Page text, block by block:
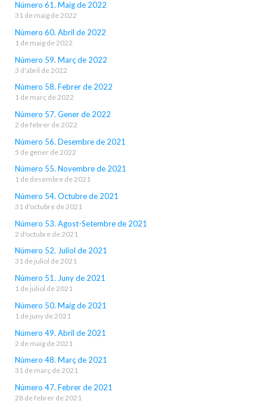
Número 61. Maig de 2022
31 de maig de 2022
Número 60. Abril de 2022
1 de maig de 2022
Número 59. Març de 2022
3 d'abril de 2022
Número 58. Febrer de 2022
1 de març de 2022
Número 57. Gener de 2022
2 de febrer de 2022
Número 56. Desembre de 2021
5 de gener de 2022
Número 55. Novembre de 2021
1 de desembre de 2021
Número 54. Octubre de 2021
31 d'octubre de 2021
Número 53. Agost-Setembre de 2021
2 d'octubre de 2021
Número 52. Juliol de 2021
31 de juliol de 2021
Número 51. Juny de 2021
1 de juliol de 2021
Número 50. Maig de 2021
1 de juny de 2021
Número 49. Abril de 2021
2 de maig de 2021
Número 48. Març de 2021
31 de març de 2021
Número 47. Febrer de 2021
28 de febrer de 2021